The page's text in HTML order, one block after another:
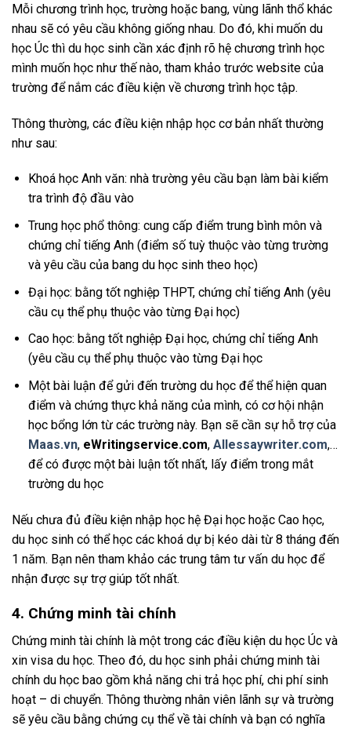
Mỗi chương trình học, trường hoặc bang, vùng lãnh thổ khác
nhau sẽ có yêu cầu không giống nhau. Do đó, khi muốn du
học Úc thì du học sinh cần xác định rõ hệ chương trình học
mình muốn học như thế nào, tham khảo trước website của
trường để nắm các điều kiện về chương trình học tập.
Thông thường, các điều kiện nhập học cơ bản nhất thường
như sau:
Khoá học Anh văn: nhà trường yêu cầu bạn làm bài kiểm
tra trình độ đầu vào
Trung học phổ thông: cung cấp điểm trung bình môn và
chứng chỉ tiếng Anh (điểm số tuỳ thuộc vào từng trường
và yêu cầu của bang du học sinh theo học)
Đại học: bằng tốt nghiệp THPT, chứng chỉ tiếng Anh (yêu
cầu cụ thể phụ thuộc vào từng Đại học)
Cao học: bằng tốt nghiệp Đại học, chứng chỉ tiếng Anh
(yêu cầu cụ thể phụ thuộc vào từng Đại học
Một bài luận để gửi đến trường du học để thể hiện quan
điểm và chứng thực khả năng của mình, có cơ hội nhận
học bổng lớn từ các trường này. Bạn sẽ cần sự hỗ trợ của
Maas.vn, eWritingservice.com, Allessaywriter.com,…
để có được một bài luận tốt nhất, lấy điểm trong mắt
trường du học
Nếu chưa đủ điều kiện nhập học hệ Đại học hoặc Cao học,
du học sinh có thể học các khoá dự bị kéo dài từ 8 tháng đến
1 năm. Bạn nên tham khảo các trung tâm tư vấn du học để
nhận được sự trợ giúp tốt nhất.
4. Chứng minh tài chính
Chứng minh tài chính là một trong các điều kiện du học Úc và
xin visa du học. Theo đó, du học sinh phải chứng minh tài
chính du học bao gồm khả năng chi trả học phí, chi phí sinh
hoạt – di chuyển. Thông thường nhân viên lãnh sự và trường
sẽ yêu cầu bằng chứng cụ thể về tài chính và bạn có nghĩa